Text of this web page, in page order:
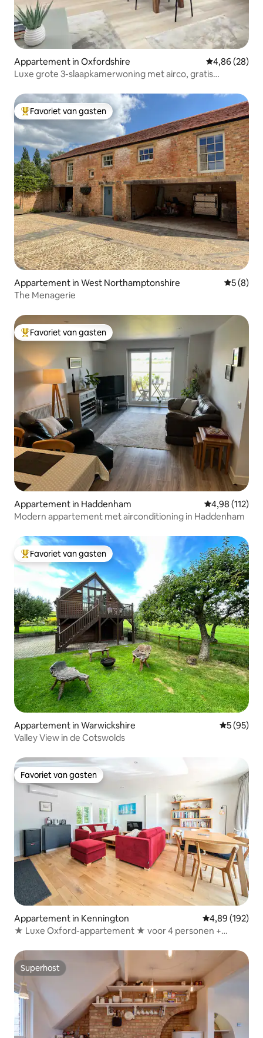
Appartement in Oxfordshire Gemiddelde
4,86 (28)
Luxe grote 3-slaapkamerwoning met airco, gratis
Topfavoriet van gasten
Favoriet van gasten
Appartement in West Northamptonshire
5 (8)
The Menagerie
Topfavoriet van gasten
Favoriet van gasten
Appartement in Haddenham Gemiddelde
4,98 (112)
Modern appartement met airconditioning in Haddenham
Topfavoriet van gasten
Favoriet van gasten
Appartement in Warwickshire
5 (95)
Valley View in de Cotswolds
Favoriet van gasten
Favoriet van gasten
Appartement in Kennington Gemiddelde
4,89 (192)
★ Luxe Oxford-appartement ★ voor 4 personen +
Superhost
Superhost